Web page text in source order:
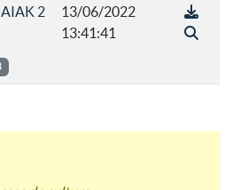
2
13/06/2022
13:41:41